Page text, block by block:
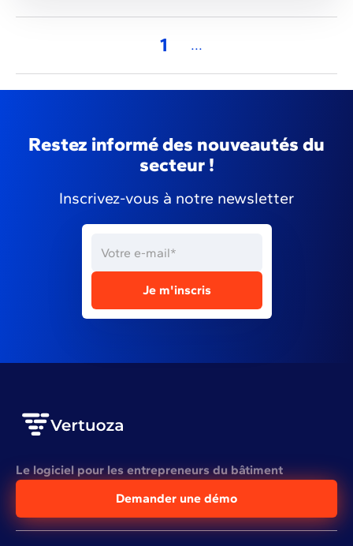
1 ...
Restez informé des nouveautés du
secteur !
Inscrivez-vous à notre newsletter
Le logiciel pour les entrepreneurs du bâtiment
Demander une démo